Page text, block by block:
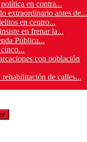
en contra...
extraordinario antes de...
en centro...
en frenar la...
Pública...
con población
de calles...